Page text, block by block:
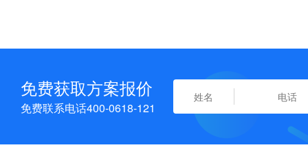
免费获取方案报价
免费联系电话400-0618-121